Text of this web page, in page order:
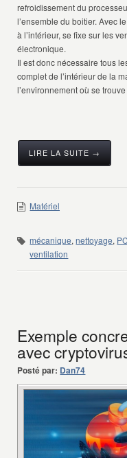
refroidissement du
l’ensemble du boitier. Avec
à l’intérieur, se fixe sur les
électronique.
Il est donc nécessaire tous
complet de l’intérieur de la
l’environnement où se
LIRE LA SUITE →
Matériel
mécanique,nettoyage, PC
ventilation
Exemple
avec
Posté par: Dan74